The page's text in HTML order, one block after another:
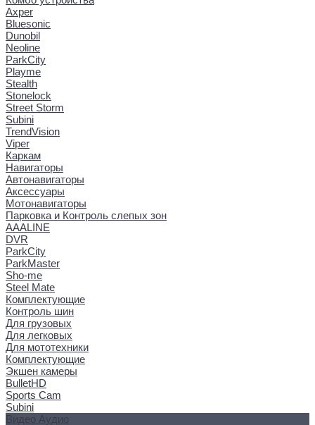
Axper
Bluesonic
Dunobil
Neoline
ParkCity
Playme
Stealth
Stonelock
Street Storm
Subini
TrendVision
Viper
Каркам
Навигаторы
Автонавигаторы
Аксессуары
Мотонавигаторы
Парковка и Контроль слепых зон
AAALINE
DVR
ParkCity
ParkMaster
Sho-me
Steel Mate
Комплектующие
Контроль шин
Для грузовых
Для легковых
Для мототехники
Комплектующие
Экшен камеры
BulletHD
Sports Cam
Subini
Видео Аудио